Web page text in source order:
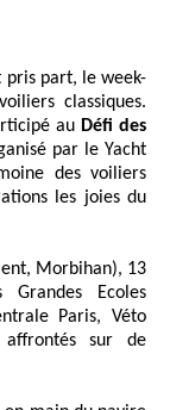
pris part, le week-
classiques.
au Défi des
par le Yacht
des voiliers
les joies du
Morbihan), 13
Grandes Ecoles
Paris, Véto
affrontés sur de